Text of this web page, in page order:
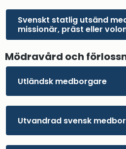
Svenskt statlig utsänd
missionär, präst eller
Mödravård och
Utländsk medborgare
Utvandrad svensk